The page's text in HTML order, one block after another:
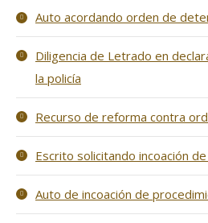
Auto acordando orden de
Diligencia de Letrado en
la policía
Recurso de reforma contra
Escrito solicitando incoación
Auto de incoación de